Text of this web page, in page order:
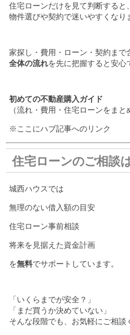
住宅ローンだけを見て判断すると、
物件選びや契約で迷いやすくなり
家探し・費用・ローン・契約まで
全体の流れを先に把握すると安心
初めての不動産購入ガイド
（流れ・費用・住宅ローンをまと
※ここにハブ記事へのリンク
住宅ローンのご相談
城西ハウスでは
無理のない借入額の目安
住宅ローン事前相談
将来を見据えた資金計画
を無料でサポートしています。
「いくらまでが安全？」
「まだ買うか決めていない」
そんな段階でも、お気軽にご相談